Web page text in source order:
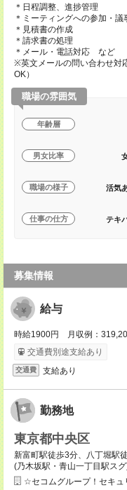
＊日程調整、進捗管理
＊ミーティングへの参加・議
＊見積書の作成
＊請求書の処理
＊メール・電話対応 など
※英文メールの問い合わせ対
OK）
職場の雰囲気
年齢層
男女比率
職場の様子 活気
仕事の仕方 テキ
募集情報
給与
時給1900円 月収例：
交通費別途支給あり
交通費 支給あり
勤務地
東京都中央区
新富町駅徒歩3分、八丁堀
(乃木坂駅・青山一丁目駅ス
☆セコムグループ！セキ